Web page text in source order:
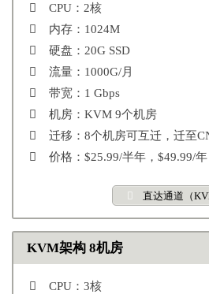
CPU：2核
内存：1024M
硬盘：20G SSD
流量：1000G/月
带宽：1 Gbps
机房：KVM 9个机房
迁移：8个机房可互迁，迁至
价格：$25.99/半年，$49.99/年
直达通道（
KVM架构 8机房
CPU：3核